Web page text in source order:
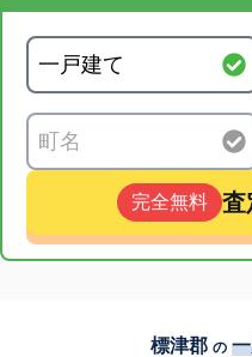
完全無料 査
標津郡 の